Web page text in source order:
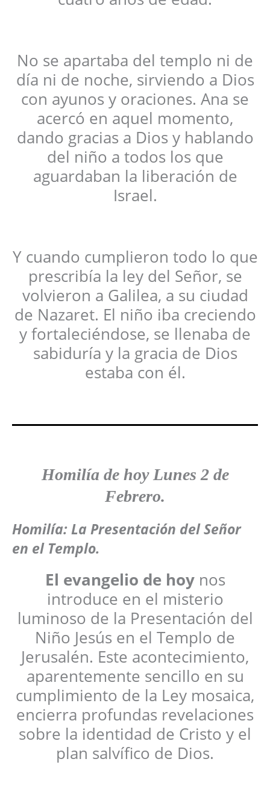
No se apartaba del templo ni de
día ni de noche, sirviendo a Dios
con ayunos y oraciones. Ana se
acercó en aquel momento,
dando gracias a Dios y hablando
del niño a todos los que
aguardaban la liberación de
Israel.
Y cuando cumplieron todo lo que
prescribía la ley del Señor, se
volvieron a Galilea, a su ciudad
de Nazaret. El niño iba creciendo
y fortaleciéndose, se llenaba de
sabiduría y la gracia de Dios
estaba con él.
Homilía de hoy Lunes 2 de
Febrero.
Homilía: La Presentación del Señor
en el Templo.
El evangelio de hoynos
introduce en el misterio
luminoso de la Presentación del
Niño Jesús en el Templo de
Jerusalén. Este acontecimiento,
aparentemente sencillo en su
cumplimiento de la Ley mosaica,
encierra profundas revelaciones
sobre la identidad de Cristo y el
plan salvífico de Dios.